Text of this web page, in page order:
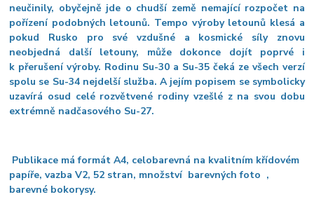
neučinily, obyčejně jde o chudší země nemající rozpočet na
pořízení podobných letounů. Tempo výroby letounů klesá a
pokud Rusko pro své vzdušné a kosmické síly znovu
neobjedná další letouny, může dokonce dojít poprvé i
k přerušení výroby. Rodinu Su-30 a Su-35 čeká ze všech verzí
spolu se Su-34 nejdelší služba. A jejím popisem se symbolicky
uzavírá osud celé rozvětvené rodiny vzešlé z na svou dobu
extrémně nadčasového Su-27.
Publikace má formát A4, celobarevná na kvalitním křídovém
papíře, vazba V2, 52 stran, množství barevných foto ,
barevné bokorysy.